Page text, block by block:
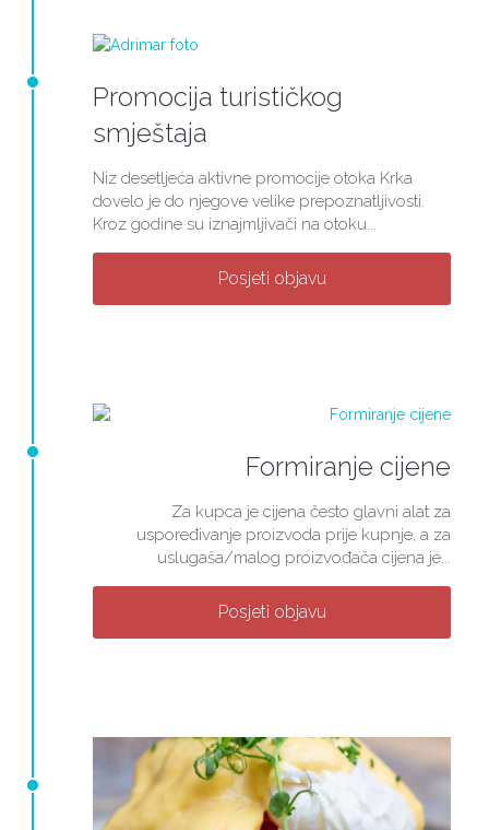
Promocija turističkog
smještaja
Niz desetljeća aktivne promocije otoka Krka
dovelo je do njegove velike prepoznatljivosti.
Kroz godine su iznajmljivači na otoku...
Posjeti objavu
Formiranje cijene
Za kupca je cijena često glavni alat za
uspoređivanje proizvoda prije kupnje, a za
uslugaša/malog proizvođača cijena je...
Posjeti objavu